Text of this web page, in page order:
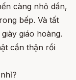
càng nhỏ dần,
bếp. Và tất
giáo hoàng.
cẩn thận rồi